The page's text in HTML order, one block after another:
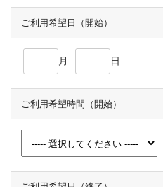
ご利用希望日（開始）
月 日
ご利用希望時間（開始）